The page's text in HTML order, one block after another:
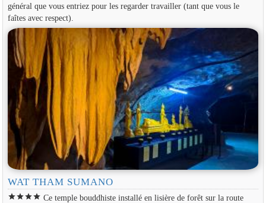
général que vous entriez pour les regarder travailler (tant que vous le
faîtes avec respect).
WAT THAM SUMANO
starstarstarstar Ce temple bouddhiste installé en lisière de forêt sur la route